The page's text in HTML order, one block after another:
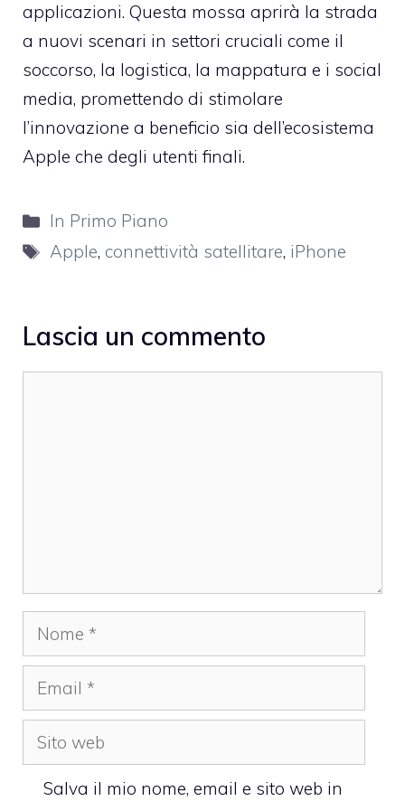
applicazioni. Questa mossa aprirà la strada
a nuovi scenari in settori cruciali come il
soccorso, la logistica, la mappatura e i social
media, promettendo di stimolare
l’innovazione a beneficio sia dell’ecosistema
Apple che degli utenti finali.
Categorie
In Primo Piano
Tag
Apple, connettività satellitare, iPhone
Lascia un commento
Nome
Email
Sito
web
Salva il mio nome, email e sito web in